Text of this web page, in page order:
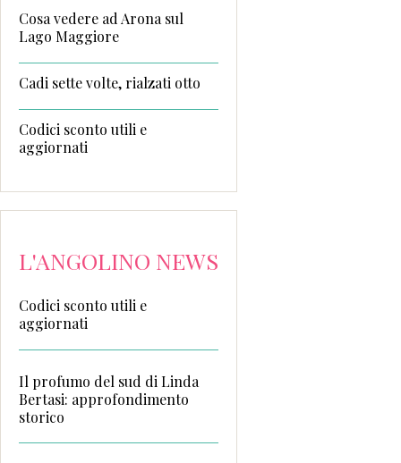
Cosa vedere ad Arona sul
Lago Maggiore
Cadi sette volte, rialzati otto
Codici sconto utili e
aggiornati
L'ANGOLINO NEWS
Codici sconto utili e
aggiornati
Il profumo del sud di Linda
Bertasi: approfondimento
storico